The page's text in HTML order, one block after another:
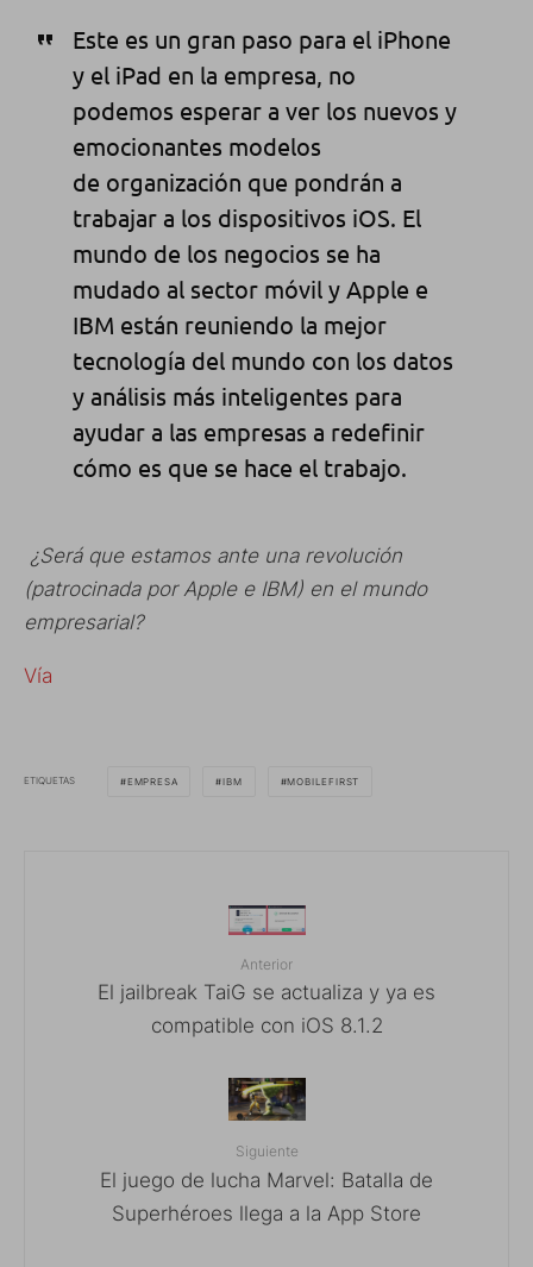
Este es un gran paso para el iPhone
y el iPad en la empresa, no
podemos esperar a ver los nuevos y
emocionantes modelos
de organización que pondrán a
trabajar a los dispositivos iOS. El
mundo de los negocios se ha
mudado al sector móvil y Apple e
IBM están reuniendo la mejor
tecnología del mundo con los datos
y análisis más inteligentes para
ayudar a las empresas a redefinir
cómo es que se hace el trabajo.
¿Será que estamos ante una revolución
(patrocinada por Apple e IBM) en el mundo
empresarial?
Vía
ETIQUETAS EMPRESA IBM MOBILEFIRST
Anterior
El jailbreak TaiG se actualiza y ya es
compatible con iOS 8.1.2
Siguiente
El juego de lucha Marvel: Batalla de
Superhéroes llega a la App Store